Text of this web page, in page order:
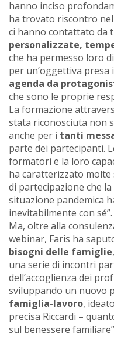
hanno inciso
ha trovato riscontro
ci hanno contattato da
personalizzate,
che ha permesso loro
per un’oggettiva
agenda da
che sono le proprie
La formazione
stata riconosciuta non
anche per i tanti
parte dei partecipanti.
formatori e la loro
ha caratterizzato
di partecipazione che
situazione pandemica
inevitabilmente con sé”.
Ma, oltre alla
webinar, Faris ha
bisogni delle famiglie
una serie di incontri
dell’accoglienza dei
sviluppando un nuovo
famiglia-lavoro,
precisa Riccardi –
sul benessere